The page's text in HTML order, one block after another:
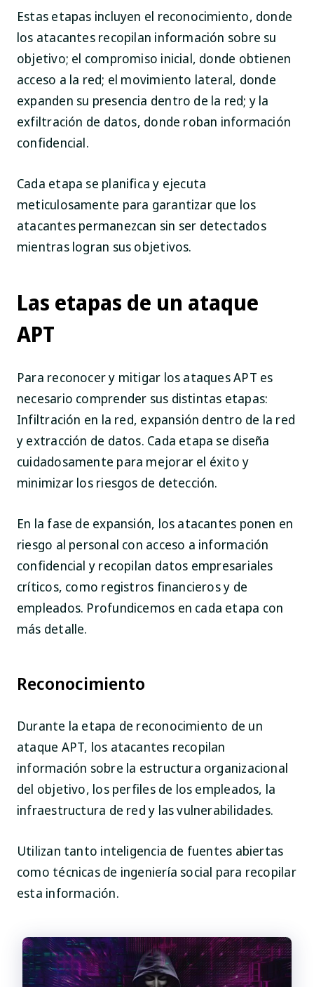
Estas etapas incluyen el reconocimiento, donde
los atacantes recopilan información sobre su
objetivo; el compromiso inicial, donde obtienen
acceso a la red; el movimiento lateral, donde
expanden su presencia dentro de la red; y la
exfiltración de datos, donde roban información
confidencial.
Cada etapa se planifica y ejecuta
meticulosamente para garantizar que los
atacantes permanezcan sin ser detectados
mientras logran sus objetivos.
Las etapas de un ataque
APT
Para reconocer y mitigar los ataques APT es
necesario comprender sus distintas etapas:
Infiltración en la red, expansión dentro de la red
y extracción de datos. Cada etapa se diseña
cuidadosamente para mejorar el éxito y
minimizar los riesgos de detección.
En la fase de expansión, los atacantes ponen en
riesgo al personal con acceso a información
confidencial y recopilan datos empresariales
críticos, como registros financieros y de
empleados. Profundicemos en cada etapa con
más detalle.
Reconocimiento
Durante la etapa de reconocimiento de un
ataque APT, los atacantes recopilan
información sobre la estructura organizacional
del objetivo, los perfiles de los empleados, la
infraestructura de red y las vulnerabilidades.
Utilizan tanto inteligencia de fuentes abiertas
como técnicas de ingeniería social para recopilar
esta información.